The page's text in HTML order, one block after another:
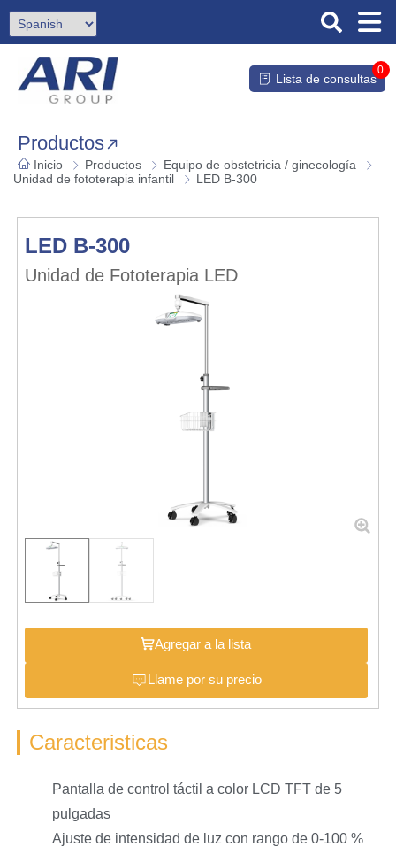
Lista de consultas
0
Productos
Inicio Productos
Equipo de obstetricia / ginecología
Unidad de fototerapia infantil
LED B-300
LED B-300
Unidad de Fototerapia LED
Agregar a la lista
Llame por su precio
Caracteristicas
Pantalla de control táctil a color LCD TFT de 5
pulgadas
Ajuste de intensidad de luz con rango de 0-100 %